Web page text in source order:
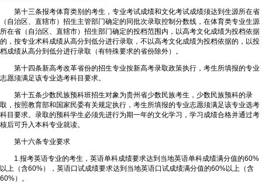
第十三条报考体育类别的考生，专业考试成绩和文化考试成绩须达到生源所在省
（自治区、直辖市）招生主管部门确定的同批次录取控制分数线，在体育类专业生源
所在省（自治区、直辖市）招生部门确定的投档范围内，以高考文化成绩为投档依据
的，按专业术科成绩从高分到低分进行录取，不以高考文化成绩为投档依据的，以投
档成绩从高分到低分进行录取（有特殊要求的省份除外）。
第十四条新高考改革省份的招生专业按新高考录取政策执行，考生所填报的专业
志愿须满足该专业选考科目要求。
第十五条少数民族预科班招生对象为贵州省少数民族考生，少数民族预科的录
取，按照教育部和国家民委有关规定执行，考生所填报的专业志愿须满足该专业选考
科目要求。录取的预科学生必须先进行为期一年的文化学习，学习成绩合格并通过考
核后可升入本科专业就读。
第十六条专业要求
1.报考英语专业的考生，英语单科成绩要求达到当地英语单科成绩满分值的60%
以上（含60%），英语口试成绩要求达到当地英语口试成绩满分值的60%以上（含
60%）。